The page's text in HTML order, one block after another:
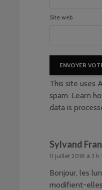
Site web
This site uses
spam. Learn
data is
Sylvand
11 juillet 2018 à 3 h
Bonjour, les
modifient-